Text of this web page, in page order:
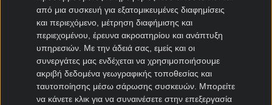
από μια συσκευή για εξατομικευμένες διαφημίσεις
και περιεχόμενο, μέτρηση διαφήμισης και
περιεχομένου, έρευνα ακροατηρίου και ανάπτυξη
υπηρεσιών. Με την άδειά σας, εμείς και οι
συνεργάτες μας ενδέχεται να χρησιμοποιήσουμε
ακριβή δεδομένα γεωγραφικής τοποθεσίας και
ταυτοποίησης μέσω σάρωσης συσκευών. Μπορείτε
να κάνετε κλικ για να συναινέσετε στην επεξεργασία
Ντόρτμουντ μεταγραφές
Αμβούργο μεταγραφές
Λεβερκούζεν μεταγραφές
Άιντραχτ Φρανκφούρτης μεταγραφές
Μεταγραφές Γαλλία